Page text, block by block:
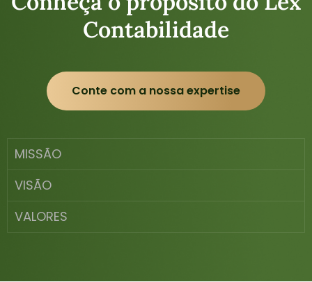
Contabilidade
Conte com a nossa expertise
MISSÃO
VISÃO
VALORES